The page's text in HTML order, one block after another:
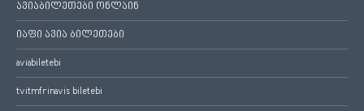
ავიაბილეთები ონლაინ
იაფი ავია ბილეთები
aviabiletebi
tvitmfrinavis biletebi